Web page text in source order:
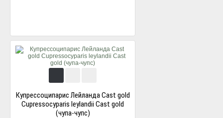
Купресcоципарис Лейланда Cast gold
Cupressocyparis leylandii Cast gold
(чупа-чупс)